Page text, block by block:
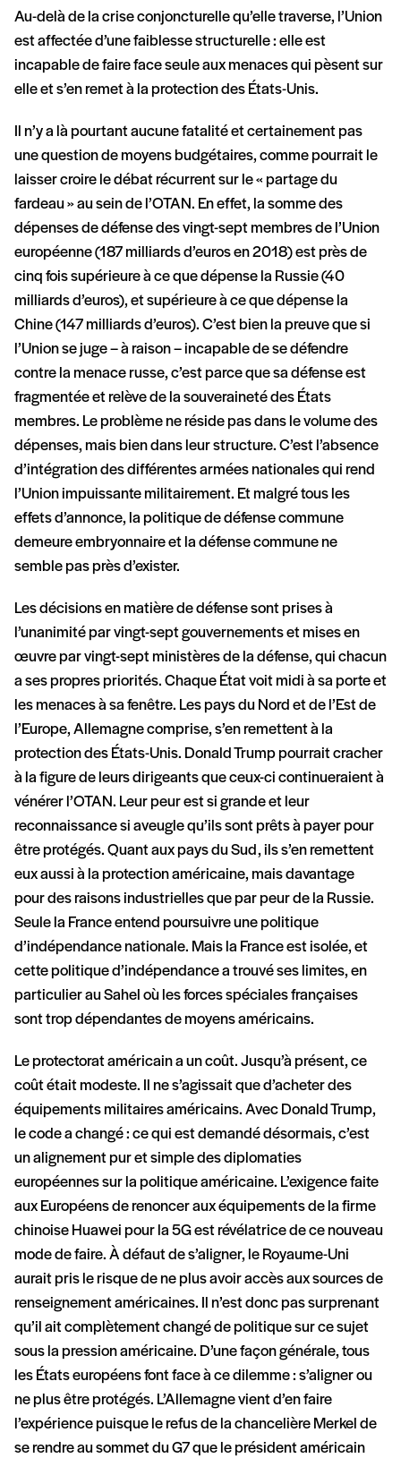
Au-delà de la crise conjoncturelle qu’elle traverse, l’Union
est affectée d’une faiblesse structurelle : elle est
incapable de faire face seule aux menaces qui pèsent sur
elle et s’en remet à la protection des États-Unis.
Il n’y a là pourtant aucune fatalité et certainement pas
une question de moyens budgétaires, comme pourrait le
laisser croire le débat récurrent sur le « partage du
fardeau » au sein de l’OTAN. En effet, la somme des
dépenses de défense des vingt-sept membres de l’Union
européenne (187 milliards d’euros en 2018) est près de
cinq fois supérieure à ce que dépense la Russie (40
milliards d’euros), et supérieure à ce que dépense la
Chine (147 milliards d’euros). C’est bien la preuve que si
l’Union se juge – à raison – incapable de se défendre
contre la menace russe, c’est parce que sa défense est
fragmentée et relève de la souveraineté des États
membres. Le problème ne réside pas dans le volume des
dépenses, mais bien dans leur structure. C’est l’absence
d’intégration des différentes armées nationales qui rend
l’Union impuissante militairement. Et malgré tous les
effets d’annonce, la politique de défense commune
demeure embryonnaire et la défense commune ne
semble pas près d’exister.
Les décisions en matière de défense sont prises à
l’unanimité par vingt-sept gouvernements et mises en
œuvre par vingt-sept ministères de la défense, qui chacun
a ses propres priorités. Chaque État voit midi à sa porte et
les menaces à sa fenêtre. Les pays du Nord et de l’Est de
l’Europe, Allemagne comprise, s’en remettent à la
protection des États-Unis. Donald Trump pourrait cracher
à la figure de leurs dirigeants que ceux-ci continueraient à
vénérer l’OTAN. Leur peur est si grande et leur
reconnaissance si aveugle qu’ils sont prêts à payer pour
être protégés. Quant aux pays du Sud, ils s’en remettent
eux aussi à la protection américaine, mais davantage
pour des raisons industrielles que par peur de la Russie.
Seule la France entend poursuivre une politique
d’indépendance nationale. Mais la France est isolée, et
cette politique d’indépendance a trouvé ses limites, en
particulier au Sahel où les forces spéciales françaises
sont trop dépendantes de moyens américains.
Le protectorat américain a un coût. Jusqu’à présent, ce
coût était modeste. Il ne s’agissait que d’acheter des
équipements militaires américains. Avec Donald Trump,
le code a changé : ce qui est demandé désormais, c’est
un alignement pur et simple des diplomaties
européennes sur la politique américaine. L’exigence faite
aux Européens de renoncer aux équipements de la firme
chinoise Huawei pour la 5G est révélatrice de ce nouveau
mode de faire. À défaut de s’aligner, le Royaume-Uni
aurait pris le risque de ne plus avoir accès aux sources de
renseignement américaines. Il n’est donc pas surprenant
qu’il ait complètement changé de politique sur ce sujet
sous la pression américaine. D’une façon générale, tous
les États européens font face à ce dilemme : s’aligner ou
ne plus être protégés. L’Allemagne vient d’en faire
l’expérience puisque le refus de la chancelière Merkel de
se rendre au sommet du G7 que le président américain